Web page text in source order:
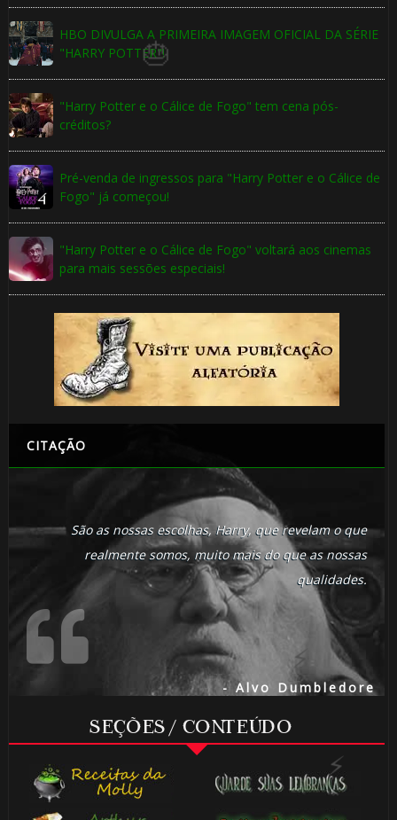
HBO DIVULGA A PRIMEIRA IMAGEM OFICIAL DA SÉRIE
"HARRY POTTER"!
"Harry Potter e o Cálice de Fogo" tem cena pós-
créditos?
Pré-venda de ingressos para "Harry Potter e o Cálice de
Fogo" já começou!
"Harry Potter e o Cálice de Fogo" voltará aos cinemas
para mais sessões especiais!
CITAÇÃO
São as nossas escolhas, Harry, que revelam o que
realmente somos, muito mais do que as nossas
qualidades.
- Alvo Dumbledore
SEÇÕES / CONTEÚDO
🎈
🎈
⚡
1️⃣ 8️⃣
🎈
🎈